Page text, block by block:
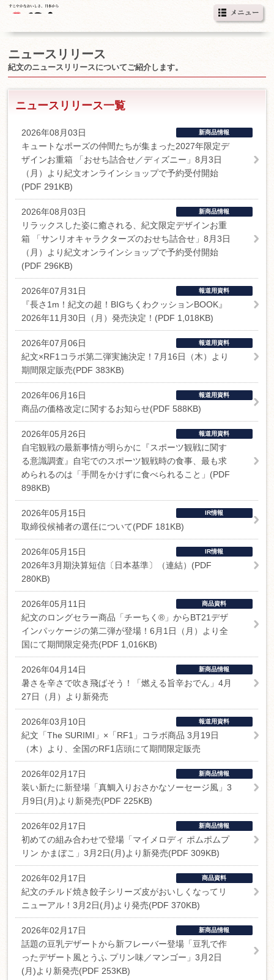
ニュースリリース
紀文のニュースリリースについてご紹介します。
ニュースリリース一覧
2026年08月03日 新商品情報
キュートなポーズの仲間たちが集まった2027年限定デ
ザインお重箱 「おせち詰合せ／ディズニー」8月3日
（月）より紀文オンラインショップで予約受付開始
(PDF 291KB)
2026年08月03日 新商品情報
リラックスした姿に癒される、紀文限定デザインお重
箱 「サンリオキャラクターズのおせち詰合せ」8月3日
（月）より紀文オンラインショップで予約受付開始
(PDF 296KB)
2026年07月31日 報道用資料
『長さ1m！紀文の超！BIGちくわクッションBOOK』
2026年11月30日（月）発売決定！(PDF 1,018KB)
2026年07月06日 報道用資料
紀文×RF1コラボ第二弾実施決定！7月16日（木）より
期間限定販売(PDF 383KB)
2026年06月16日 報道用資料
商品の価格改定に関するお知らせ(PDF 588KB)
2026年05月26日 報道用資料
自宅観戦の最新事情が明らかに『スポーツ観戦に関す
る意識調査』自宅でのスポーツ観戦時の食事、最も求
められるのは「手間をかけずに食べられること」(PDF
898KB)
2026年05月15日 IR情報
取締役候補者の選任について(PDF 181KB)
2026年05月15日 IR情報
2026年3月期決算短信〔日本基準〕（連結）(PDF
280KB)
2026年05月11日 商品資料
紀文のロングセラー商品「チーちく®」からBT21デザ
インパッケージの第二弾が登場！6月1日（月）より全
国にて期間限定発売(PDF 1,016KB)
2026年04月14日 新商品情報
暑さを辛さで吹き飛ばそう！「燃える旨辛おでん」4月
27日（月）より新発売
2026年03月10日 報道用資料
紀文「The SURIMI」×「RF1」コラボ商品 3月19日
（木）より、全国のRF1店頭にて期間限定販売
2026年02月17日 新商品情報
装い新たに新登場「真鯛入りおさかなソーセージ風」3
月9日(月)より新発売(PDF 225KB)
2026年02月17日 新商品情報
初めての組み合わせで登場「マイメロディ ポムポムプ
リン かまぼこ」3月2日(月)より新発売(PDF 309KB)
2026年02月17日 商品資料
紀文のチルド焼き餃子シリーズ皮がおいしくなってリ
ニューアル！3月2日(月)より発売(PDF 370KB)
2026年02月17日 新商品情報
話題の豆乳デザートから新フレーバー登場「豆乳で作
ったデザート風とうふ プリン味／マンゴー」3月2日
(月)より新発売(PDF 253KB)